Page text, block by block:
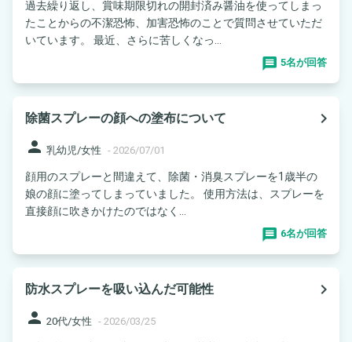
過去繰り返し、賞味期限切れの開封済み醤油を使ってしまっ
たことからの不潔恐怖、加害恐怖のことで質問させていただ
いています。 最近、さらに苦しくなっ...
5名が回答
除菌スプレーの顔への塗布について
navigate_next
person 乳幼児/女性 - 2026/07/01
顔用のスプレーと間違えて、除菌・消臭スプレーを1歳半の
娘の顔に塗ってしまっていました。 使用方法は、スプレーを
直接顔に吹きかけたのではなく...
6名が回答
防水スプレーを吸い込んだ可能性
navigate_next
person 20代/女性 - 2026/03/25